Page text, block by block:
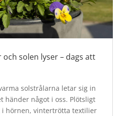
och solen lyser – dags att
solstrålarna letar sig in
händer något i oss. Plötsligt
i hörnen, vintertrötta textilier